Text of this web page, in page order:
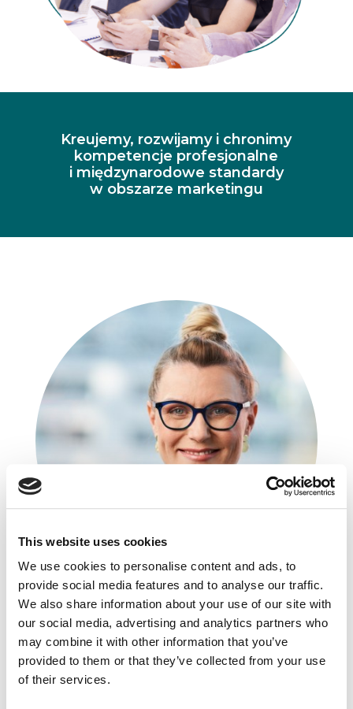
This website uses cookies
We use cookies to personalise content and ads, to
provide social media features and to analyse our traffic.
We also share information about your use of our site with
our social media, advertising and analytics partners who
may combine it with other information that you’ve
provided to them or that they’ve collected from your use
of their services.
Kreujemy, rozwijamy i chronimy
kompetencje profesjonalne
i międzynarodowe standardy
w obszarze marketingu
Irena Pobłocka
PKO Leasing
Dyrektor Biura Marketingu
Dyrektorka marketingu z ponad 20-letnim